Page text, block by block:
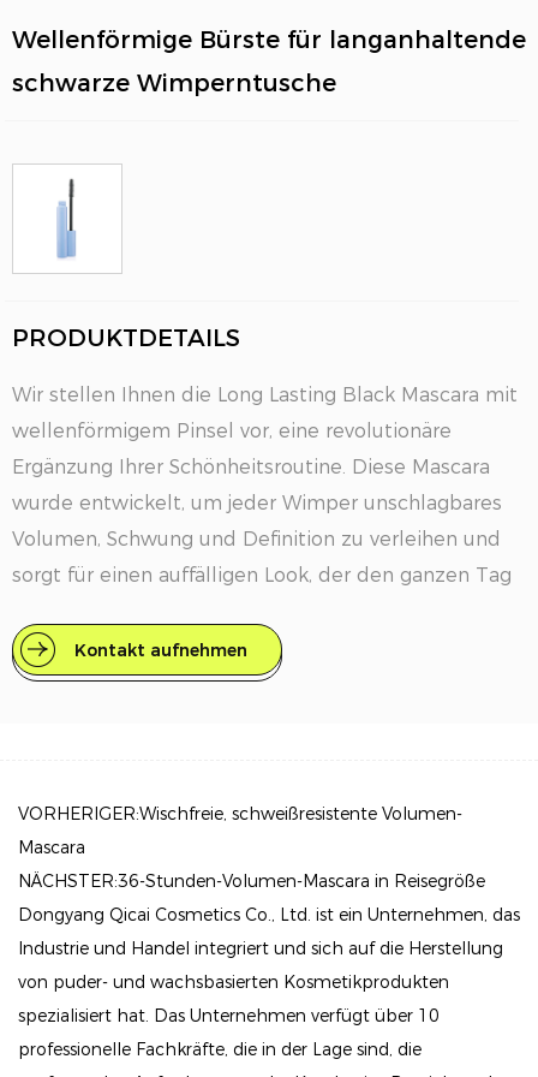
Wellenförmige Bürste für langanhaltende
schwarze Wimperntusche
PRODUKTDETAILS
Wir stellen Ihnen die Long Lasting Black Mascara mit
wellenförmigem Pinsel vor, eine revolutionäre
Ergänzung Ihrer Schönheitsroutine. Diese Mascara
wurde entwickelt, um jeder Wimper unschlagbares
Volumen, Schwung und Definition zu verleihen und
sorgt für einen auffälligen Look, der den ganzen Tag
Präzisionsbürste sorgen dafür, dass jede Wimper
sorgfältig umhüllt wird, um einen volleren,
Innovative Formel:
Die mousseartige Konsistenz füllt selbst die
spärlichsten Wimpern auf und sorgt für ein kräftiges,
voluminöses Aussehen. Diese Formel mit hoher
Deckkraft ist leicht und sorgt dafür, dass sich die
Wimpern flexibel und geschmeidig anfühlen, ohne
dass sie spröde werden.
Kontakt aufnehmen
VORHERIGER:Wischfreie, schweißresistente Volumen-
Mascara
NÄCHSTER:36-Stunden-Volumen-Mascara in Reisegröße
Dongyang Qicai Cosmetics Co., Ltd. ist ein Unternehmen, das
Industrie und Handel integriert und sich auf die Herstellung
von puder- und wachsbasierten Kosmetikprodukten
spezialisiert hat. Das Unternehmen verfügt über 10
professionelle Fachkräfte, die in der Lage sind, die